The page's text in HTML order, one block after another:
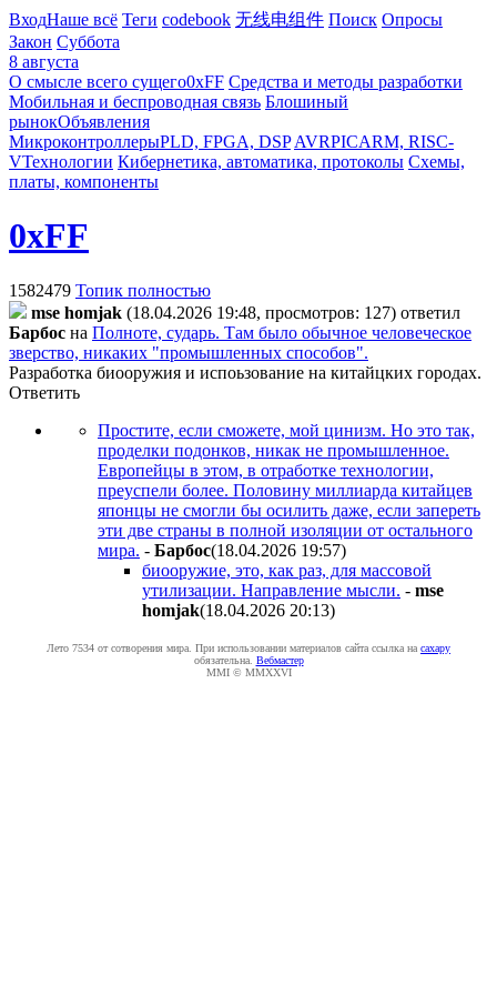
ВходНаше всё Теги codebook 无线电组件 Поиск Опросы
Закон Суббота
8 августа
О смысле всего сущего0xFF Средства и методы разработки
Мобильная и беспроводная связь Блошиный
рынокОбъявления
МикроконтроллерыPLD, FPGA, DSP AVRPICARM, RISC-
VТехнологии Кибернетика, автоматика, протоколы Схемы,
платы, компоненты
0xFF
1582479 Топик полностью
mse homjak (18.04.2026 19:48, просмотров: 127) ответил
Бapбoc на Полноте, сударь. Там было обычное человеческое
зверство, никаких "промышленных способов".
Разработка биооружия и испоьзование на китайцких городах.
Ответить
Простите, если сможете, мой цинизм. Но это так,
проделки подонков, никак не промышленное.
Европейцы в этом, в отработке технологии,
преуспели более. Половину миллиарда китайцев
японцы не смогли бы осилить даже, если запереть
эти две страны в полной изоляции от остального
мира. - Бapбoc(18.04.2026 19:57)
биооружие, это, как раз, для массовой
утилизации. Направление мысли. - mse
homjak(18.04.2026 20:13)
Лето 7534 от сотворения мира. При использовании материалов сайта ссылка на caxapу
обязательна. Вебмастер
MMI © MMXXVI